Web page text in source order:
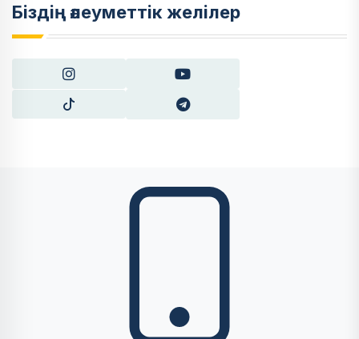
Біздің әлеуметтік желілер